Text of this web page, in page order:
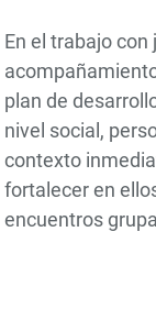
En el trabajo
plan de
nivel social,
contexto
fortalecer en
encuentros